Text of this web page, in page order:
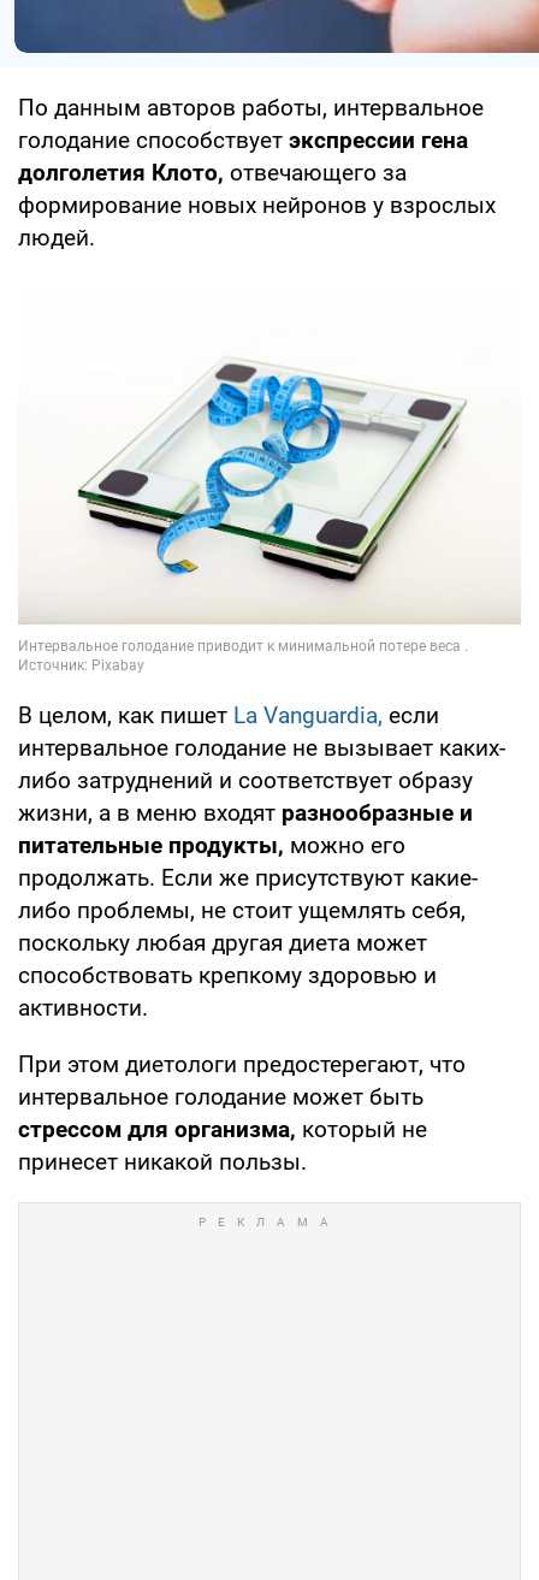
По данным авторов работы, интервальное
голодание способствует экспрессии гена
долголетия Клото, отвечающего за
формирование новых нейронов у взрослых
людей.
В целом, как пишет La Vanguardia, если
интервальное голодание не вызывает каких-
либо затруднений и соответствует образу
жизни, а в меню входят разнообразные и
питательные продукты, можно его
продолжать. Если же присутствуют какие-
либо проблемы, не стоит ущемлять себя,
поскольку любая другая диета может
способствовать крепкому здоровью и
активности.
При этом диетологи предостерегают, что
интервальное голодание может быть
стрессом для организма, который не
принесет никакой пользы.